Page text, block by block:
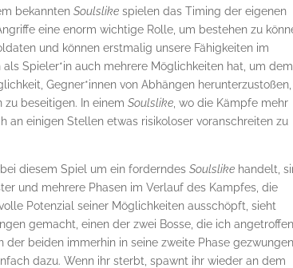
bekanntenSoulslike spielen das Timing der eigenen
eine enorm wichtige Rolle, um bestehen zu
und können erstmalig unsere Fähigkeiten im
Spieler*in auch mehrere Möglichkeiten hat, um dem
Gegner*innen von Abhängen herunterzustoßen,
zu beseitigen. In einemSoulslike , wo die Kämpfe mehr
an einigen Stellen etwas risikoloser voranschreiten zu
diesem Spiel um ein forderndesSoulslike handelt,
und mehrere Phasen im Verlauf des Kampfes, die
Potenzial seiner Möglichkeiten ausschöpft, sieht
gemacht, einen der zwei Bosse, die ich angetroffen
der beiden immerhin in seine zweite Phase gezwungen
dazu. Wenn ihr sterbt, spawnt ihr wieder an dem